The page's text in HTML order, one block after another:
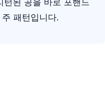
패턴입니다.